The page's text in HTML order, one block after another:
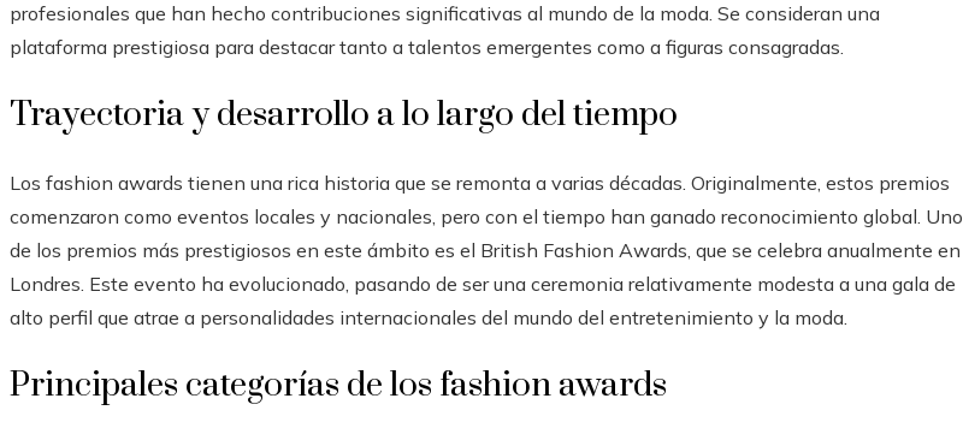
profesionales que han hecho contribuciones significativas al mundo de la moda. Se consideran una
plataforma prestigiosa para destacar tanto a talentos emergentes como a figuras consagradas.
Trayectoria y desarrollo a lo largo del tiempo
Los fashion awards tienen una rica historia que se remonta a varias décadas. Originalmente, estos premios
comenzaron como eventos locales y nacionales, pero con el tiempo han ganado reconocimiento global. Uno
de los premios más prestigiosos en este ámbito es el British Fashion Awards, que se celebra anualmente en
Londres. Este evento ha evolucionado, pasando de ser una ceremonia relativamente modesta a una gala de
alto perfil que atrae a personalidades internacionales del mundo del entretenimiento y la moda.
Principales categorías de los fashion awards